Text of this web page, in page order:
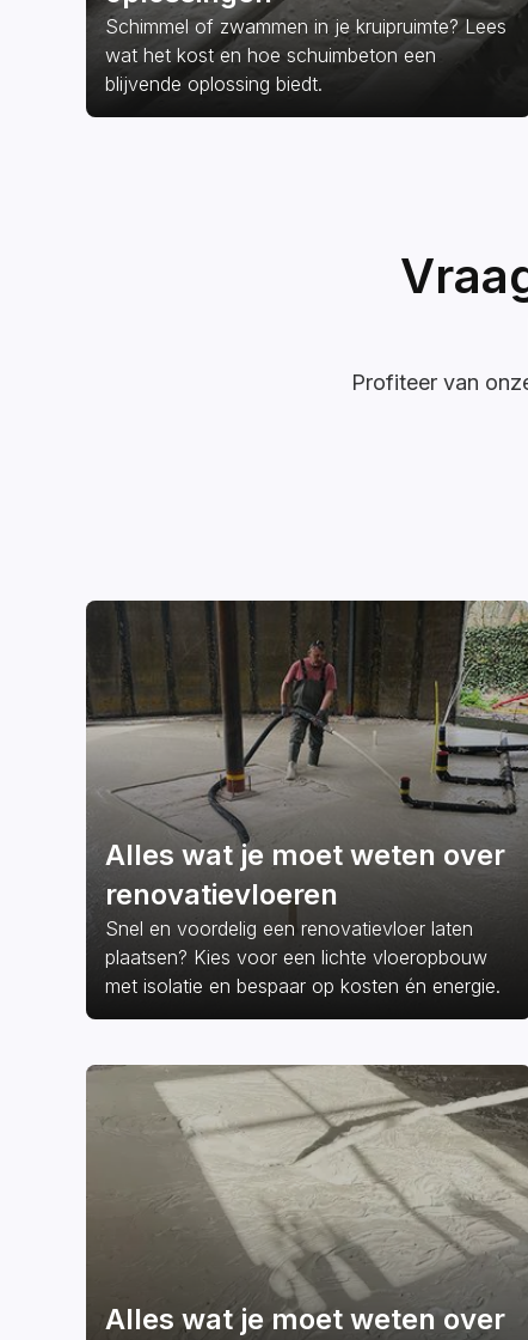
Schimmel of zwammen in je kruipruimte? Lees
wat het kost en hoe schuimbeton een
blijvende oplossing biedt.
Profiteer van
Alles wat je moet weten over
renovatievloeren
Snel en voordelig een renovatievloer laten
plaatsen? Kies voor een lichte vloeropbouw
met isolatie en bespaar op kosten én energie.
Alles wat je moet weten over